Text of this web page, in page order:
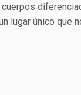
lugar único que